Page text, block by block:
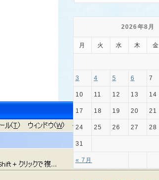
2026年8月
月 火 水 木 金
« 7月
3 4 5 6 7
10 11 12 13 14
17 18 19 20 21
24 25 26 27 28
31